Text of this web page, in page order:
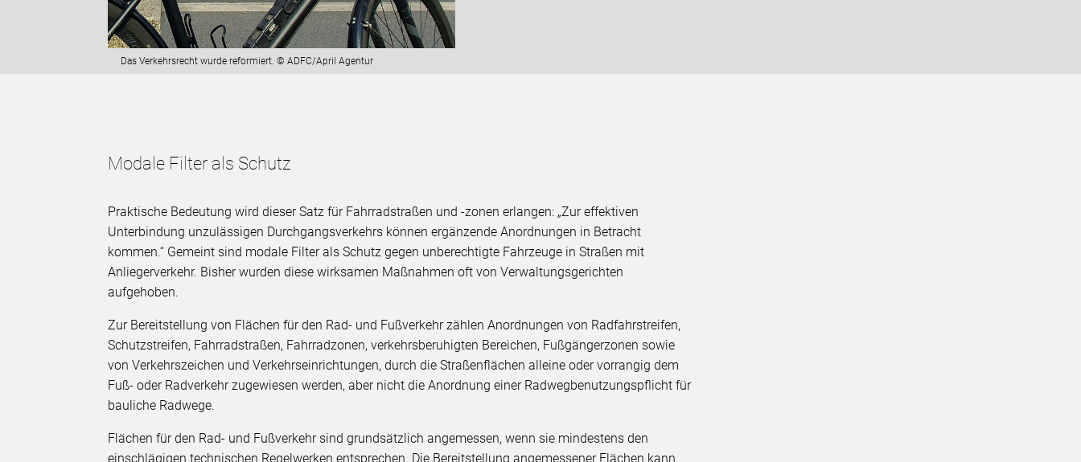
Das Verkehrsrecht wurde reformiert. © ADFC/April Agentur
Modale Filter als Schutz
Praktische Bedeutung wird dieser Satz für Fahrradstraßen und -zonen erlangen: „Zur effektiven
Unterbindung unzulässigen Durchgangsverkehrs können ergänzende Anordnungen in Betracht
kommen.“ Gemeint sind modale Filter als Schutz gegen unberechtigte Fahrzeuge in Straßen mit
Anliegerverkehr. Bisher wurden diese wirksamen Maßnahmen oft von Verwaltungsgerichten
aufgehoben.
Zur Bereitstellung von Flächen für den Rad- und Fußverkehr zählen Anordnungen von Radfahrstreifen,
Schutzstreifen, Fahrradstraßen, Fahrradzonen, verkehrsberuhigten Bereichen, Fußgängerzonen sowie
von Verkehrszeichen und Verkehrseinrichtungen, durch die Straßenflächen alleine oder vorrangig dem
Fuß- oder Radverkehr zugewiesen werden, aber nicht die Anordnung einer Radwegbenutzungspflicht für
bauliche Radwege.
Flächen für den Rad- und Fußverkehr sind grundsätzlich angemessen, wenn sie mindestens den
einschlägigen technischen Regelwerken entsprechen. Die Bereitstellung angemessener Flächen kann